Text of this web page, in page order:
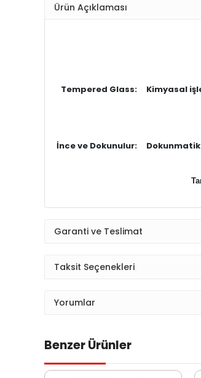
Ürün Açıklaması
Tempered Glass: Kimyasal
İnce ve Dokunulur: Dokunmatik
Garanti ve Teslimat
Taksit Seçenekleri
Yorumlar
Benzer Ürünler